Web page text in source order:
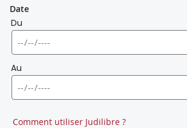
Date
Du
Au
Comment utiliser Judilibre ?